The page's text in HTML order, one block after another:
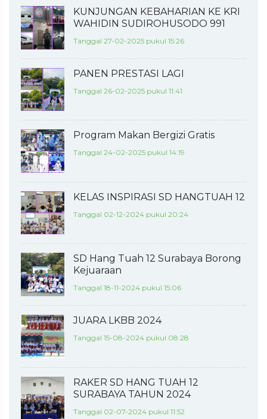
KUNJUNGAN KEBAHARIAN KE KRI
WAHIDIN SUDIROHUSODO 991
Tanggal 27-02-2025 pukul 15:26
PANEN PRESTASI LAGI
Tanggal 26-02-2025 pukul 11:41
Program Makan Bergizi Gratis
Tanggal 24-02-2025 pukul 14:19
KELAS INSPIRASI SD HANGTUAH 12
Tanggal 02-12-2024 pukul 20:24
SD Hang Tuah 12 Surabaya Borong
Kejuaraan
Tanggal 18-11-2024 pukul 15:06
JUARA LKBB 2024
Tanggal 15-08-2024 pukul 08:28
RAKER SD HANG TUAH 12
SURABAYA TAHUN 2024
Tanggal 02-07-2024 pukul 11:52